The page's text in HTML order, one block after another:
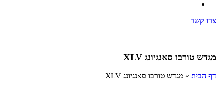
צרו קשר
מגדש טורבו סאנגיונג XLV
דף הבית » מגדש טורבו סאנגיונג XLV